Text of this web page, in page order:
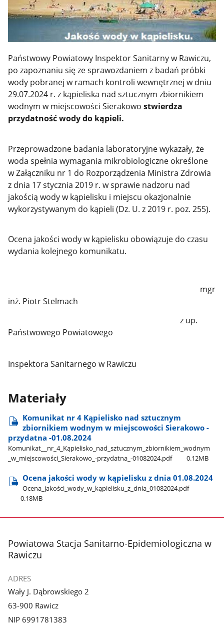
Państwowy Powiatowy Inspektor Sanitarny w Rawiczu,
po zapoznaniu się ze sprawozdaniem z badań próbki
wody pobranej w ramach kontroli wewnętrznej w dniu
29.07.2024 r. z kąpieliska nad sztucznym zbiornikiem
wodnym w miejscowości Sierakowostwierdza
przydatność wody do kąpieli.
Przeprowadzone badania laboratoryjne wykazały, że
woda spełnia wymagania mikrobiologiczne określone
w Załączniku nr 1 do Rozporządzenia Ministra Zdrowia
z dnia 17 stycznia 2019 r. w sprawie nadzoru nad
jakością wody w kąpielisku i miejscu okazjonalnie
wykorzystywanym do kąpieli (Dz. U. z 2019 r. poz. 255).
Ocena jakości wody w kąpielisku obowiązuje do czasu
wydania kolejnego komunikatu.
mgr
inż. Piotr Stelmach
z up.
Państwowego Powiatowego
Inspektora Sanitarnego w Rawiczu
Materiały
Komunikat nr 4 Kąpielisko nad sztucznym
zbiornikiem wodnym w miejscowości Sierakowo -
przydatna -01.08.2024
Komunikat​_​_nr​_4​_Kąpielisko​_nad​_sztucznym​_zbiornikiem​_wodnym​
_w​_miejscowości​_Sierakowo​_-przydatna​_-01082024.pdf
0.12MB
Ocena jakości wody w kąpielisku z dnia 01.08.2024
Ocena​_jakości​_wody​_w​_kąpielisku​_z​_dnia​_01082024.pdf
0.18MB
stopka
Powiatowa Stacja Sanitarno-Epidemiologiczna w
Rawiczu
ADRES
Wały J. Dąbrowskiego 2
63-900 Rawicz
NIP 6991781383